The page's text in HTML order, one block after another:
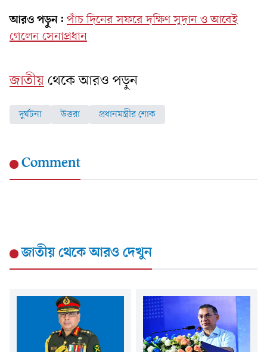
আরও পড়ুন: পাঁচ দিনের সফরে দক্ষিণ সুদান ও আবেই
গেলেন সেনাপ্রধান
জাতীয়থেকে আরও পড়ুন
দুর্ঘটনা উত্তরা প্রধানমন্ত্রীর শোক
Comment
জাতীয়থেকে আরও দেখুন